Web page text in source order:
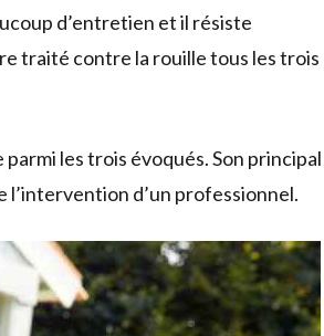
d’entretien et il résiste
traité contre la rouille tous les trois
les trois évoqués. Son principal
l’intervention d’un professionnel.